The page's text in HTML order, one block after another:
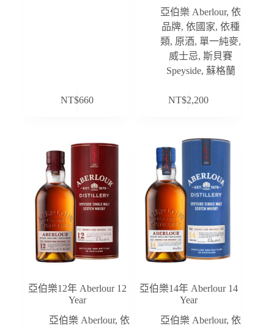
NT$660
亞伯樂 Aberlour,依
品牌,依國家,依種
類, 原酒, 單一純麥,
威士忌,斯貝賽
Speyside, 蘇格蘭
NT$2,200
亞伯樂12年 Aberlour 12
Year
亞伯樂 Aberlour,依
亞伯樂14年 Aberlour 14
Year
亞伯樂 Aberlour,依